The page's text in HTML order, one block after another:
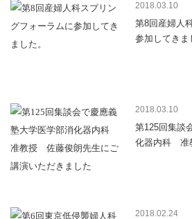
2018.03.10
第8回産婦人
参加してきま
2018.03.10
第125回集談
化器内科
2018.02.24